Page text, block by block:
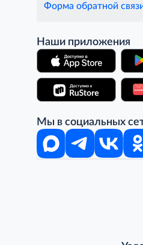
Форма обратной
Наши приложения
Мы в социальных
Стань клиентом